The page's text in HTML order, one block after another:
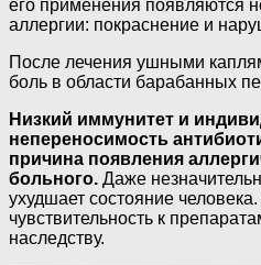
его применения появляются
аллергии: покраснение и
После лечения ушными
боль в области барабанных
Низкий иммунитет и
непереносимость
причина появления
больного. Даже
ухудшает состояние
чувствительность к
наследству.